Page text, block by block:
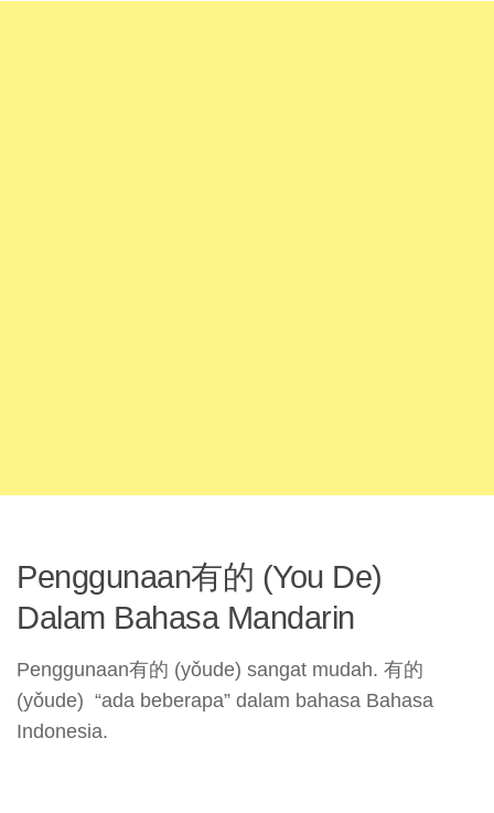
Penggunaan有的 (You De)
Dalam Bahasa Mandarin
Penggunaan有的 (yǒude) sangat mudah. 有的
(yǒude) “ada beberapa” dalam bahasa Bahasa
Indonesia.